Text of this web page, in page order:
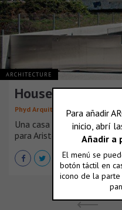
ARCHITECTURE
House in
Phyd Arquitectura Paulo
Una casa capaz de
para Aristóteles “ser”